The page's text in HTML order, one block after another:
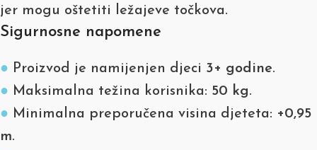
jer mogu oštetiti ležajeve točkova.
Sigurnosne napomene
● Proizvod je namijenjen djeci 3+ godine.
● Maksimalna težina korisnika: 50 kg.
● Minimalna preporučena visina djeteta: +0,95
m.